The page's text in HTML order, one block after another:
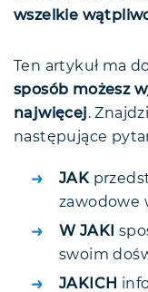
wszelkie
Ten artykuł ma
sposób możesz
najwięcej.
następujące
JAK
zawodowe
W JAKI
swoim
JAKICH